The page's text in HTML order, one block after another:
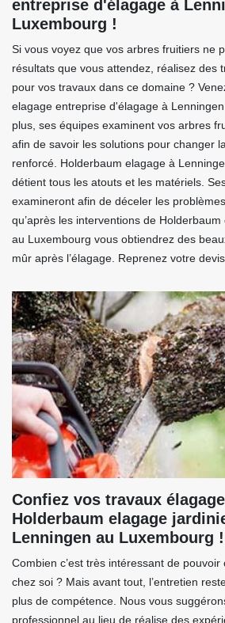
entreprise d'élagage à
Luxembourg !
Si vous voyez que vos arbres fruitiers ne
résultats que vous attendez, réalisez des
pour vos travaux dans ce domaine ?
elagage entreprise d'élagage à
plus, ses équipes examinent vos arbres
afin de savoir les solutions pour changer
renforcé. Holderbaum elagage à
détient tous les atouts et les matériels.
examineront afin de déceler les
qu’après les interventions de
au Luxembourg vous obtiendrez des
mûr après l’élagage. Reprenez votre
Confiez vos travaux
Holderbaum elagage
Lenningen au Luxembourg !
Combien c’est très intéressant de
chez soi ? Mais avant tout, l’entretien
plus de compétence. Nous vous
professionnel au lieu de réalise des